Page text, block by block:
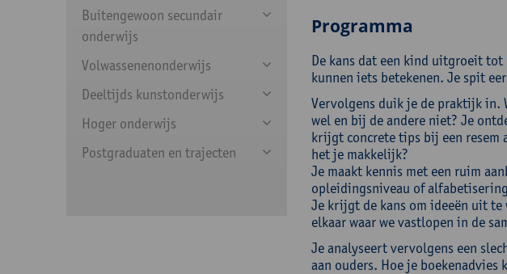
Buitengewoon secundair
onderwijs
Volwassenenonderwijs
Deeltijds kunstonderwijs
Hoger onderwijs
Postgraduaten en trajecten
Programma
De kans dat een kind uitgroeit
kunnen iets betekenen. Je spit
Vervolgens duik je de praktijk in.
wel en bij de andere niet? Je
krijgt concrete tips bij een resem
het je makkelijk?
Je maakt kennis met een ruim
opleidingsniveau of
Je krijgt de kans om ideeën uit te
elkaar waar we vastlopen in de
Je analyseert vervolgens een
aan ouders. Hoe je boekenadvies